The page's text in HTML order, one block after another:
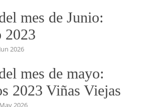
mes de Julio:
EN EL
2026
mes de Junio: